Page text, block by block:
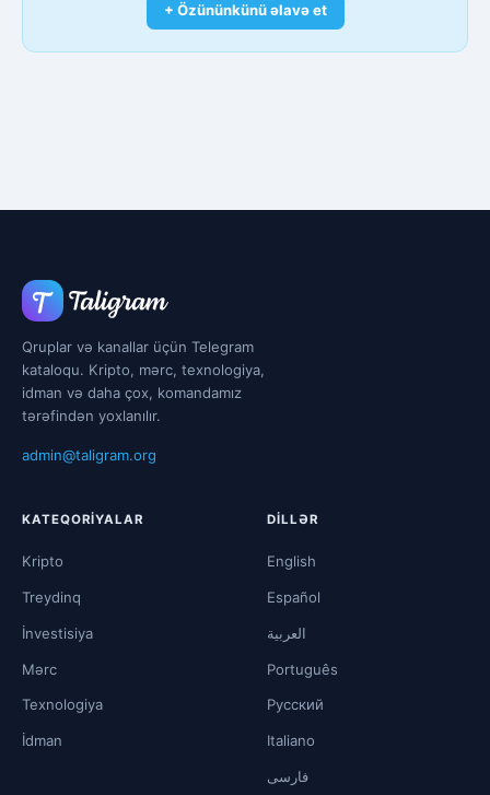
+ Özününkünü əlavə et
Qruplar və kanallar üçün Telegram
kataloqu. Kripto, mərc, texnologiya,
idman və daha çox, komandamız
tərəfindən yoxlanılır.
admin@taligram.org
KATEQORIYALAR
Kripto
Treydinq
İnvestisiya
Mərc
Texnologiya
İdman
DILLƏR
English
Español
العربية
Português
Русский
Italiano
فارسی